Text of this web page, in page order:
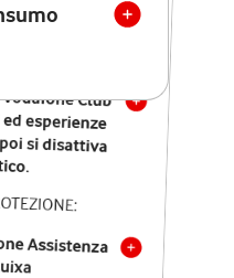
Club
esperienze
si disattiva
Assistenza